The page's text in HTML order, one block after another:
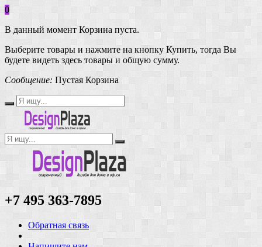
0
В данный момент Корзина пуста.
Выберите товары и нажмите на кнопку Купить, тогда Вы
будете видеть здесь товары и общую сумму.
Сообщение: Пустая Корзина
+7 495 363-7895
Обратная связь